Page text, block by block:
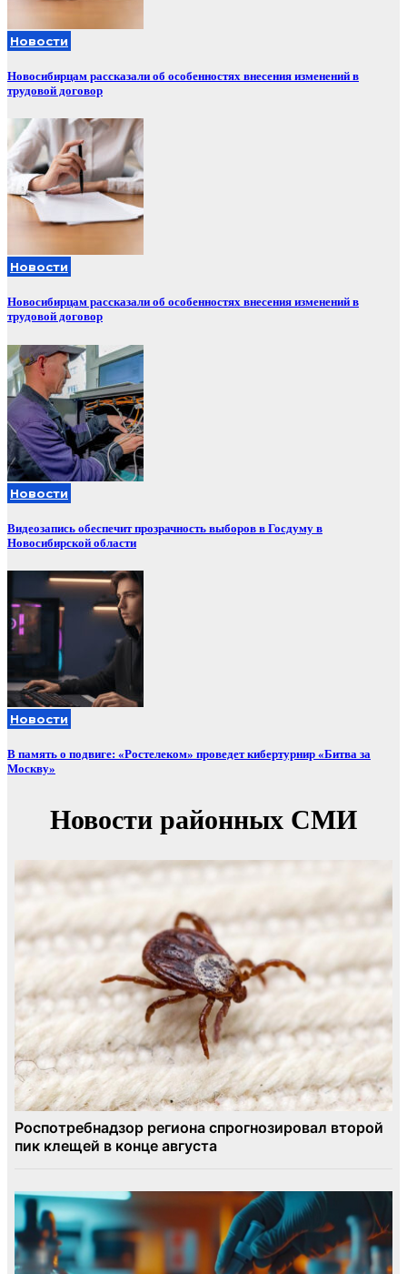
Новости
Новосибирцам рассказали об особенностях внесения изменений в
трудовой договор
Новости
Новосибирцам рассказали об особенностях внесения изменений в
трудовой договор
Новости
Видеозапись обеспечит прозрачность выборов в Госдуму в
Новосибирской области
Новости
В память о подвиге: «Ростелеком» проведет кибертурнир «Битва за
Москву»